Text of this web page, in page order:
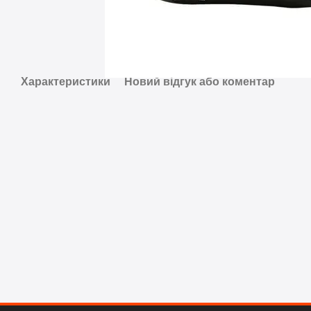
Характеристики Новий відгук або коментар